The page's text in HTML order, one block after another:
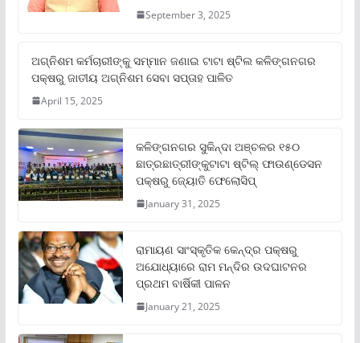
September 3, 2025
ଅଗ୍ନିଶମ କର୍ମଚାରୀଙ୍କୁ ସମ୍ମାନ ଜଣାଇ ଟାଟା ଷ୍ଟିଲ କଳିଙ୍ଗନଗର
ପକ୍ଷରୁ ଜାତୀୟ ଅଗ୍ନିଶମ ସେବା ସପ୍ତାହ ପାଳିତ
April 15, 2025
କଳିଙ୍ଗନଗର ସୁକିନ୍ଦା ଅଞ୍ଚଳର ୧୫୦
ଛାତ୍ରଛାତ୍ରୀଙ୍କୁଟାଟା ଷ୍ଟିଲ୍ ଫାଉଣ୍ଡେସନ
ପକ୍ଷରୁ ଜ୍ୟୋତି ଫେଲୋସିପ୍‌
January 31, 2025
ରାମାୟଣ ସାଂସ୍କୃତିକ କେନ୍ଦ୍ର ପକ୍ଷରୁ
ଅଯୋଧ୍ୟାରେ ରାମ ମନ୍ଦିର ଉଦଘାଟନର
ପ୍ରଥମ ବାର୍ଷିକୀ ପାଳନ
January 21, 2025